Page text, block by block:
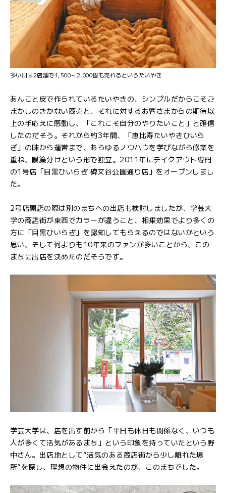
多い日は2店舗で1,500～2,000個も売れるというたいやき
あんこと皮で作られているたいやきの、シンプルだからこそご
まかしのきかない商売と、それに対するお客さまからの期待以
上の手応えに感動し、「これこそ自分のやりたいこと」と確信
したのだそう。それから約3年間、「恵比寿たいやきひいら
ぎ」の味から運営まで、あらゆるノウハウを学びながら修業を
重ね、暖簾分けという形で独立。2011年にテイクアウト専門
の1号店「目黒ひいらぎ 碑文谷公園通り店」をオープンしまし
た。
2号店開店の際は別のまちへの出店も検討しましたが、学芸大
学の商店街が東西でカラーが違うこと、相乗効果でより多くの
方に「目黒ひいらぎ」を認知してもらえるのではないかという
思い、そして何よりも10年来のファンが多いことから、この
まちに出店を決めたのだそうです。
学芸大学は、店を出す前から「平日も休日も関係なく、いつも
人が多くて活気があるまち」という印象を持っていたという野
中さん。出店地として“活気のある商店街から少し離れた場
所”を探し、理想の物件に出会えたのが、このまちでした。